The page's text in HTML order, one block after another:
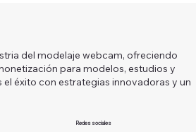
del modelaje webcam, ofreciendo
para modelos, estudios y
éxito con estrategias innovadoras y un
Redes sociales